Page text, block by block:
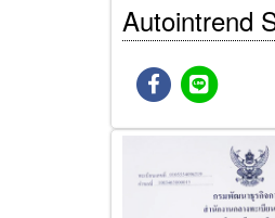
Autointrend